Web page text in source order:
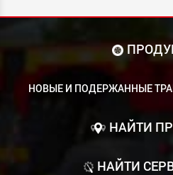
НОВЫЕ И ПОДЕРЖАННЫЕ
НАЙТИ
НАЙТИ